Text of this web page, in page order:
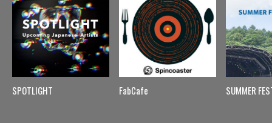
SPOTLIGHT FabCafe SUMMER